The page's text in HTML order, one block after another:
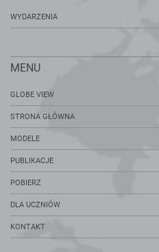
WYDARZENIA
MENU
GLOBE VIEW
STRONA GŁÓWNA
MODELE
PUBLIKACJE
POBIERZ
DLA UCZNIÓW
KONTAKT